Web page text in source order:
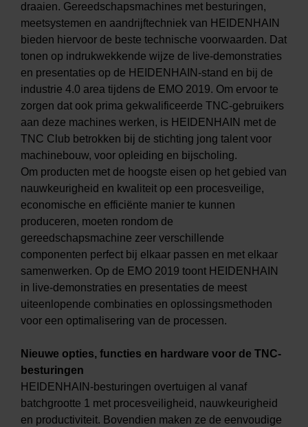
draaien. Gereedschapsmachines met besturingen,
meetsystemen en aandrijftechniek van HEIDENHAIN
bieden hiervoor de beste technische voorwaarden. Dat
tonen op indrukwekkende wijze de live-demonstraties
en presentaties op de HEIDENHAIN-stand en bij de
industrie 4.0 area tijdens de EMO 2019. Om ervoor te
zorgen dat ook prima gekwalificeerde TNC-gebruikers
aan deze machines werken, is HEIDENHAIN met de
TNC Club betrokken bij de stichting jong talent voor
machinebouw, voor opleiding en bijscholing.
Om producten met de hoogste eisen op het gebied van
nauwkeurigheid en kwaliteit op een procesveilige,
economische en efficiënte manier te kunnen
produceren, moeten rondom de
gereedschapsmachine zeer verschillende
componenten perfect bij elkaar passen en met elkaar
samenwerken. Op de EMO 2019 toont HEIDENHAIN
in live-demonstraties en presentaties de meest
uiteenlopende combinaties en oplossingsmethoden
voor een optimalisering van de processen.
Nieuwe opties, functies en hardware voor de TNC-
besturingen
HEIDENHAIN-besturingen overtuigen al vanaf
batchgrootte 1 met procesveiligheid, nauwkeurigheid
en productiviteit. Bovendien maken ze de eenvoudige